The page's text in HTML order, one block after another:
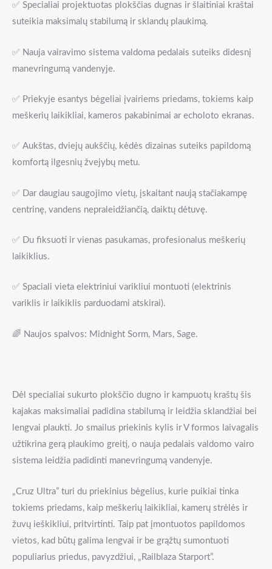
✅ Specialiai projektuotas plokščias dugnas ir šlaitiniai kraštai
suteikia maksimalų stabilumą ir sklandų plaukimą.
✅ Nauja vairavimo sistema valdoma pedalais suteiks didesnį
manevringumą vandenyje.
✅ Priekyje esantys bėgeliai įvairiems priedams, tokiems kaip
meškerių laikikliai, kameros pakabinimai ar echoloto ekranas.
✅ Aukštas, dviejų aukščių, kėdės dizainas suteiks papildomą
komfortą ilgesnių žvejybų metu.
✅ Dar daugiau saugojimo vietų, įskaitant naują stačiakampę
centrinę, vandens nepraleidžiančią, daiktų dėtuvę.
✅ Du fiksuoti ir vienas pasukamas, profesionalus meškerių
laikiklius.
✅ Spaciali vieta elektriniui varikliui montuoti (elektrinis
variklis ir laikiklis parduodami atskirai).
🌈 Naujos spalvos: Midnight Sorm, Mars, Sage.
Dėl specialiai sukurto plokščio dugno ir kampuotų kraštų šis
kajakas maksimaliai padidina stabilumą ir leidžia sklandžiai bei
lengvai plaukti. Jo smailus priekinis kylis ir V formos laivagalis
užtikrina gerą plaukimo greitį, o nauja pedalais valdomo vairo
sistema leidžia padidinti manevringumą vandenyje.
„Cruz Ultra” turi du priekinius bėgelius, kurie puikiai tinka
tokiems priedams, kaip meškerių laikikliai, kamerų strėlės ir
žuvų ieškikliui, pritvirtinti. Taip pat įmontuotos papildomos
vietos, kad būtų galima lengvai ir be grąžtų sumontuoti
populiarius priedus, pavyzdžiui, „Railblaza Starport”.